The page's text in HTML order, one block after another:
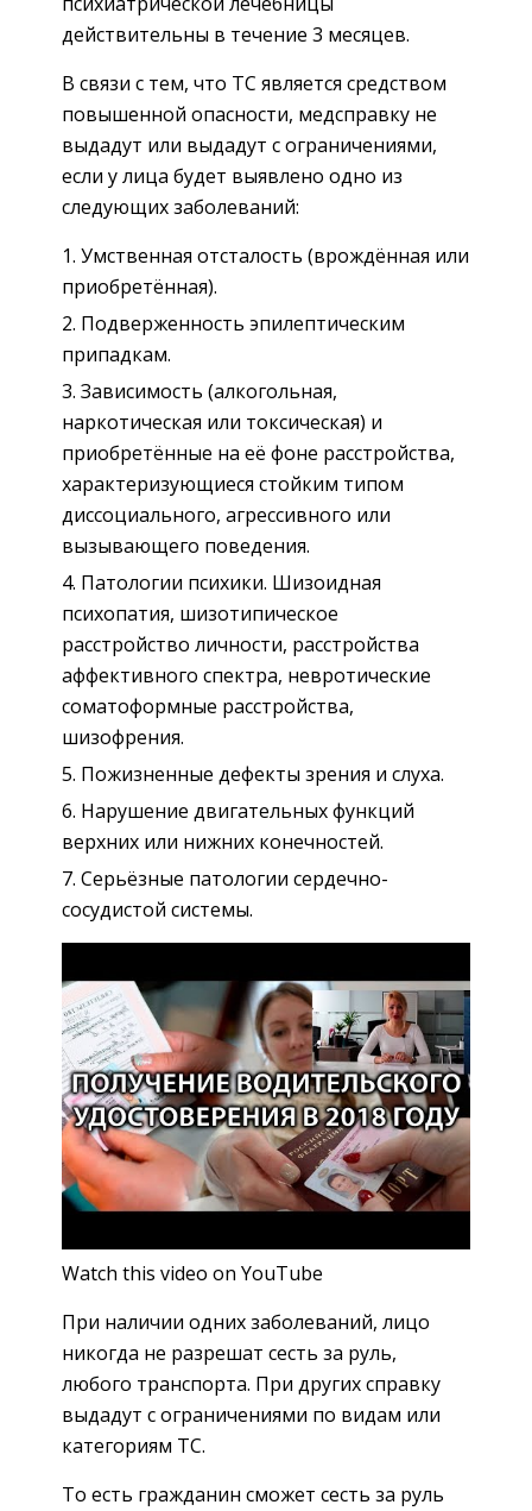
действительны в течение 3 месяцев.
В связи с тем, что ТС является средством
повышенной опасности, медсправку не
выдадут или выдадут с ограничениями,
если у лица будет выявлено одно из
следующих заболеваний:
Умственная отсталость (врождённая или
приобретённая).
Подверженность эпилептическим
припадкам.
Зависимость (алкогольная,
наркотическая или токсическая) и
приобретённые на её фоне расстройства,
характеризующиеся стойким типом
диссоциального, агрессивного или
вызывающего поведения.
Патологии психики. Шизоидная
психопатия, шизотипическое
расстройство личности, расстройства
аффективного спектра, невротические
соматоформные расстройства,
шизофрения.
Пожизненные дефекты зрения и слуха.
Нарушение двигательных функций
верхних или нижних конечностей.
Серьёзные патологии сердечно-
сосудистой системы.
Watch this video on YouTube
При наличии одних заболеваний, лицо
никогда не разрешат сесть за руль,
любого транспорта. При других справку
выдадут с ограничениями по видам или
категориям ТС.
То есть гражданин сможет сесть за руль